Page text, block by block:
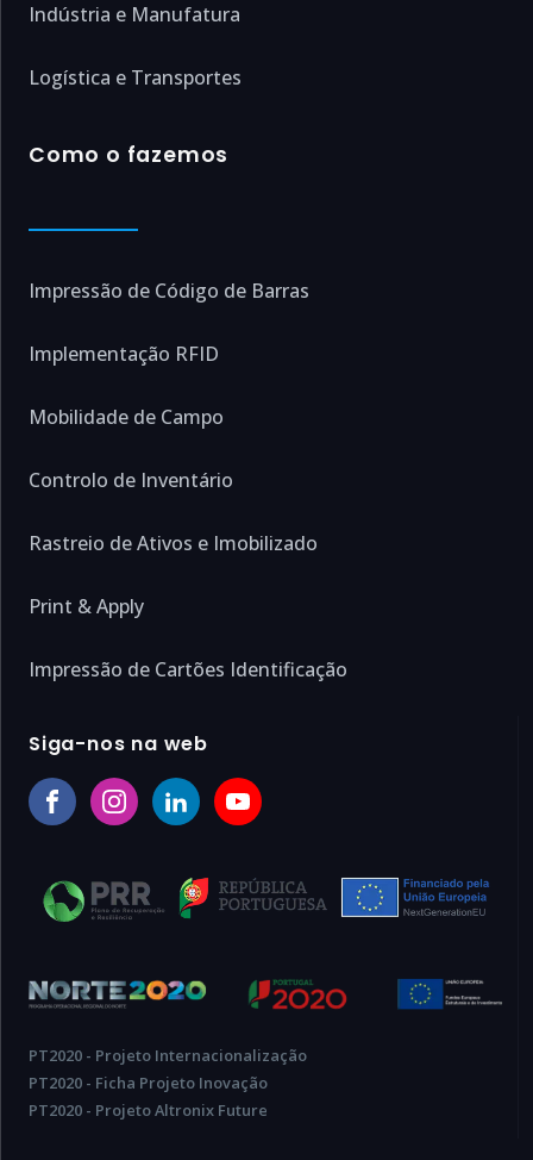
Indústria e Manufatura
Logística e Transportes
Como o fazemos
Impressão de Código de Barras
Implementação RFID
Mobilidade de Campo
Controlo de Inventário
Rastreio de Ativos e Imobilizado
Print & Apply
Impressão de Cartões Identificação
Siga-nos na web
PT2020 - Projeto Internacionalização
PT2020 - Ficha Projeto Inovação
PT2020 - Projeto Altronix Future